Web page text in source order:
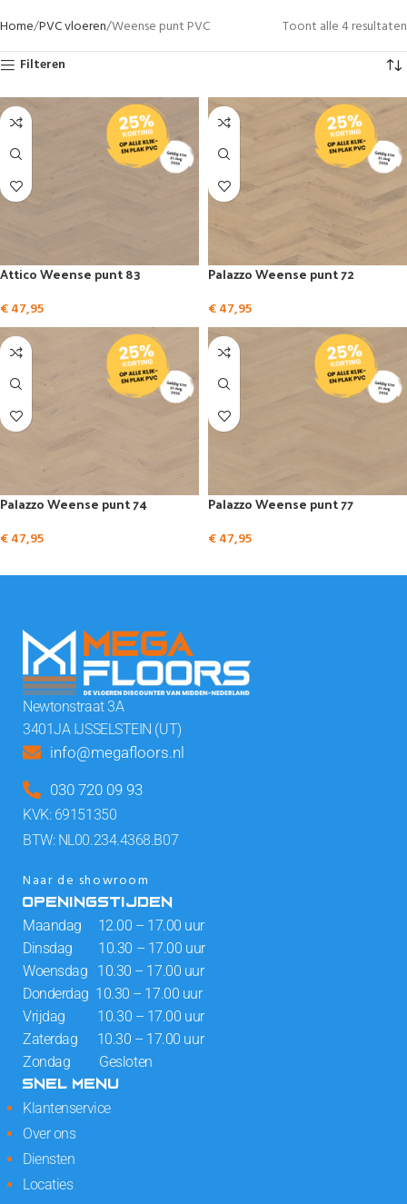
Home PVC vloeren Weense punt PVC
Toont alle 4 resultaten
Filteren
Attico Weense punt 83
€47,95
Palazzo Weense punt 72
€47,95
Palazzo Weense punt 74
€47,95
Palazzo Weense punt 77
€47,95
Newtonstraat 3A
3401JA IJSSELSTEIN (UT)
info@megafloors.nl
030 720 09 93
KVK: 69151350
BTW: NL00.234.4368.B07
Naar de showroom
OPENINGSTIJDEN
Maandag 12.00 – 17.00 uur
Dinsdag 10.30 – 17.00 uur
Woensdag 10.30 – 17.00 uur
Donderdag 10.30 – 17.00 uur
Vrijdag 10.30 – 17.00 uur
Zaterdag 10.30 – 17.00 uur
Zondag Gesloten
SNEL MENU
Klantenservice
Over ons
Diensten
Locaties